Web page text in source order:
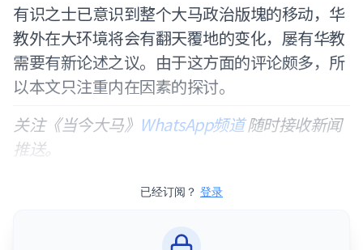
有识之士已意识到整个大马政治版塊的移动，华
教外在大环境将会有翻天覆地的变化，屡有华教
需要有新论述之议。由于这方面的评论颇多，所
以本文只注重内在因素的探讨。
关注《当今大马》 WhatsApp频道随时接收新闻
推送。
已经订阅？ 登录